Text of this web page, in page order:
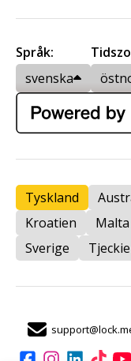
Språk:
svenska
Tyskland
Kroatien
Malta
Sverige